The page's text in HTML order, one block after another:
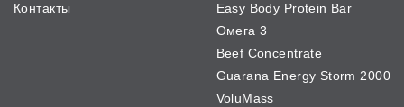
Контакты
Easy Body Protein Bar
Омега 3
Beef Concentrate
Guarana Energy Storm 2000
VoluMass